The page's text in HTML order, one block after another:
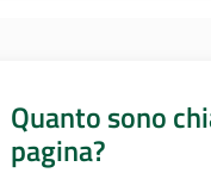
Quanto sono
pagina?